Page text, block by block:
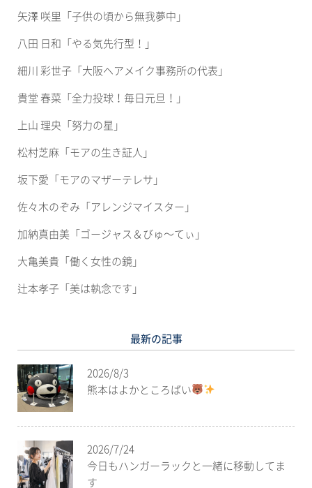
て
く
さ
い
し
い
ィ
ン
き
ま
き
ま
矢澤 咲里「子供の頃から無我夢中」
八田 日和「やる気先行型！」
細川 彩世子「大阪ヘアメイク事務所の代表」
貴堂 春菜「全力投球！毎日元旦！」
上山 理央「努力の星」
松村芝麻「モアの生き証人」
坂下愛「モアのマザーテレサ」
佐々木のぞみ「アレンジマイスター」
加納真由美「ゴージャス＆びゅ〜てぃ」
大亀美貴「働く女性の鏡」
辻本孝子「美は執念です」
最新の記事
2026/8/3
熊本はよかところばい
2026/7/24
今日もハンガーラックと一緒に移動してま
す